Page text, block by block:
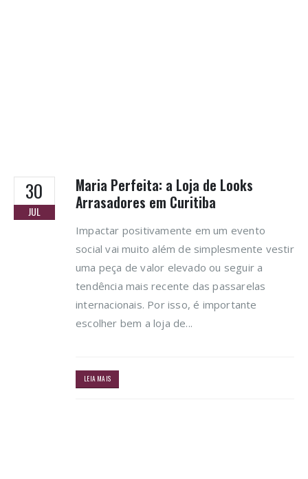
30
JUL
Maria Perfeita: a Loja de Looks
Arrasadores em Curitiba
Impactar positivamente em um evento
social vai muito além de simplesmente vestir
uma peça de valor elevado ou seguir a
tendência mais recente das passarelas
internacionais. Por isso, é importante
escolher bem a loja de...
LEIA MAIS